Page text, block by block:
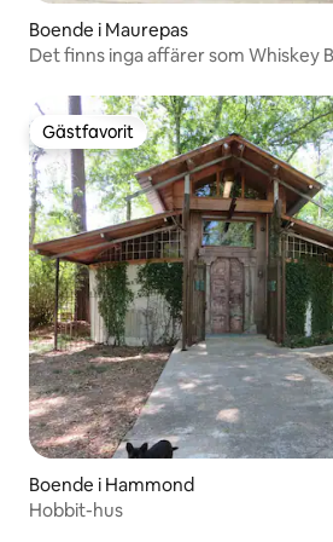
Boende i Maurepas
Det finns inga affärer som Whiskey
Gästfavorit
Gästfavorit
Boende i Hammond
Hobbit-hus